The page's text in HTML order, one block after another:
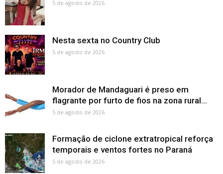
5 de agosto de 2026
Nesta sexta no Country Club
5 de agosto de 2026
Morador de Mandaguari é preso em
flagrante por furto de fios na zona rural...
5 de agosto de 2026
Formação de ciclone extratropical reforça
temporais e ventos fortes no Paraná
5 de agosto de 2026